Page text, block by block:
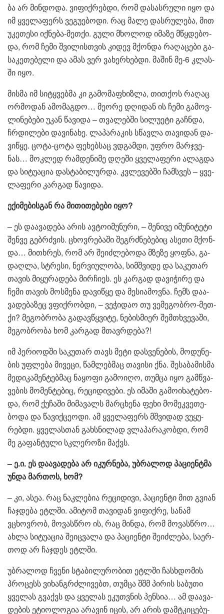
ბა არ მინ­დო­და. ვი­ფიქ­რებ­დი, რომ და­სას­რუ­ლი იყო და
იმ ყვე­ლა­ფერს ვე­გუ­ე­ბო­დი. რაც მალე დას­რუ­ლე­ბა, მით
უკე­თე­სი იქ­ნე­ბა-მეთ­ქი. გული მხო­ლოდ იმა­ზე მწყდე­ბო­
და, რომ ჩემი შვი­ლის­თვის კი­დევ მქონ­და რა­ღა­ცე­ბი გა­
სა­კე­თე­ბე­ლი და ამას ვერ ვა­ხერ­ხებ­დი. მა­შინ მე-6 კლას­
ში იყო.
მის­მა იმ სი­ტყვებ­მა კი გა­მო­მა­ფხიზ­ლა, თით­ქოს რა­ღაც
ორ­მო­დან ამო­მაგ­დო… მე­ო­რე დღი­დან ის ჩემი გა­მოვ­
ლი­ნე­ბე­ბი უკან წა­ვი­და – თვა­ლებ­ში სი­ლუ­ე­ტი გაჩ­ნდა,
ჩრდი­ლე­ბი და­ვი­ნა­ხე. ლა­პა­რა­კის სწავ­ლა თა­ვი­დან და­
ვი­წყე. ცოტა-ცოტა ფე­ხებ­საც ვდგამ­დი, უფრო მარ­ჯვე­
ნას… მოკ­ლედ რამ­დე­ნი­მე დღე­ში ყვე­ლა­ფე­რი ალაგ­და
და სი­ტუ­ა­ცია დას­ტა­ბი­ლურ­და. კვლე­ვებ­ში ჩამ­სვეს – ყვე­
ლა­ფე­რი კარ­გად წა­ვი­და.
ექი­მე­ბის­გან რა მი­თი­თე­ბე­ბი იყო?
– ეს და­ა­ვა­დე­ბა არის ავ­ტო­ი­მუ­ნუ­რი, – შე­ნი­ვე იმუ­ნი­ტე­ტი
შენ­ვე გებ­რძვის. ცხოვ­რე­ბა­ში შეგ­რძნე­ბე­ბიც ასე­თი მქონ­
და… მი­თხრეს, რომ არ შე­იძ­ლე­ბო­და მზე­ზე ყოფ­ნა, გა­
დაღ­ლა, სტრე­სი, ნერ­ვი­უ­ლო­ბა, სიმ­შვი­დე და სა­კუ­თარ
თა­ვის მი­ყუ­რა­დე­ბა მირ­ჩი­ეს. ეს კარ­გად და­ვი­ჭი­რე და
ჩემი თა­ვის მოს­მე­ნა და­ვი­წყე და მე­სი­ა­მოვ­ნა. ჩემს და­ა­
ვა­დე­ბა­ზეც ვფიქ­რობ­დი, – ვე­ჭი­დაო თუ ვე­მე­გობ­რო-მეთ­
ქი? მე­გობ­რო­ბა გა­დავ­წყვი­ტე, ნე­ბის­მი­ერ შემ­თხვე­ვა­ში,
მე­გობ­რო­ბა ხომ კარ­გად მთავ­რდე­ბა?!
იმ პე­რი­ოდ­ში სა­კუ­თარ თავს მეტი დას­ვე­ნე­ბის, მო­დუ­ნე­
ბის უფ­ლე­ბა მი­ვე­ცი, წამ­ლებ­მაც თა­ვი­სი ქნა. შე­სა­ბა­მის­მა
მე­დი­კა­მენ­ტებ­მაც ნა­ყო­ფი გა­მო­ი­ღო, თუმ­ცა იყო გამ­წვა­
ვე­ბის მო­მენ­ტე­ბიც, რე­ცი­დი­ვე­ბი. ეს იმა­ში გა­მო­ი­ხა­ტე­ბო­
და, რომ ქუ­ჩა­ში მი­მა­ვალს მარ­ცხე­ნა ფეხი მო­მეკ­ვე­თე­
ბო­და და წა­ვიქ­ცე­ო­დი. ამ ყვე­ლა­ფერს მშვი­დად ვუ­ყუ­
რებ­დი. ყვე­ლას­თან გახ­სნი­ლად ვლა­პა­რა­კობ­დი, რომ
მე გა­ფან­ტუ­ლი სკლე­რო­ზი მაქვს.
– ე.ი. ეს და­ა­ვა­დე­ბა არ იკურ­ნე­ბა, უბ­რა­ლოდ პა­ცი­ენ­ტმა
უნდა მარ­თოს, ხომ?
– კი, ასეა. რაც ნაკ­ლე­ბია რე­ცი­დი­ვი, პა­ცი­ენ­ტი მით გვი­ან
ჩაჯ­დე­ბა ეტ­ლში. ამი­ტომ თა­ვი­დან ვი­ფიქ­რე, სა­ნამ
ვცხოვ­რობ, მო­ვას­წრო ის, რაც მინ­და, რომ მო­ვას­წრო…
ახლა სი­ტუ­ა­ცია შე­იც­ვა­ლა და პა­ცი­ენ­ტი შე­იძ­ლე­ბა, სა­ერ­
თოდ არ ჩაჯ­დეს ეტ­ლში.
უბ­რა­ლოდ ჩვე­ნი სტა­ბი­ლუ­რო­ბით ეტ­ლში ჩას­ხდო­მის
პრო­ცესს ვი­ხან­გრძლი­ვებთ, თუმ­ცა შშმ პი­რის სა­ბუ­თი
ყვე­ლას გვაქვს და ყვე­ლას ეკუთ­ვნის პენ­სია… ამ და­ა­ვა­
დე­ბის ეტი­ო­ლო­გია არა­ვინ იცის, არ არის დამ­ტკი­ცე­ბუ­